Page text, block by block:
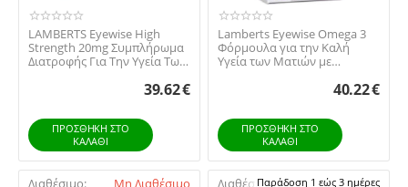
LAMBERTS Eyewise High
Strength 20mg Συμπλήρωμα
Διατροφής Για Την Υγεία Των
39.62€
ΠΡΟΣΘΉΚΗ ΣΤΟ
ΚΑΛΆΘΙ
Lamberts Eyewise Omega 3
Φόρμουλα για την Καλή
Υγεία των Ματιών με
40.22€
ΠΡΟΣΘΉΚΗ ΣΤΟ
ΚΑΛΆΘΙ
Διαθέσιμο: Μη Διαθέσιμο Διαθέσιμο:Παράδοση 1 εώς 3 ημέρες